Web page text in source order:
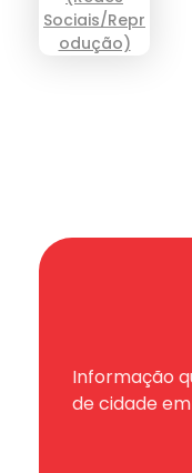
Informação
de cidade